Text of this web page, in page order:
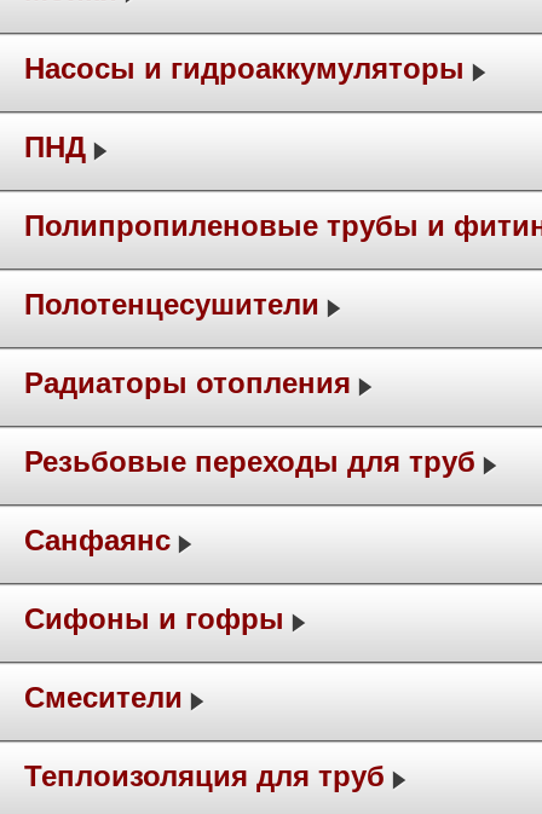
Насосы и гидроаккумуляторы
ПНД
Полипропиленовые трубы и
Полотенцесушители
Радиаторы отопления
Резьбовые переходы для труб
Санфаянс
Сифоны и гофры
Смесители
Теплоизоляция для труб